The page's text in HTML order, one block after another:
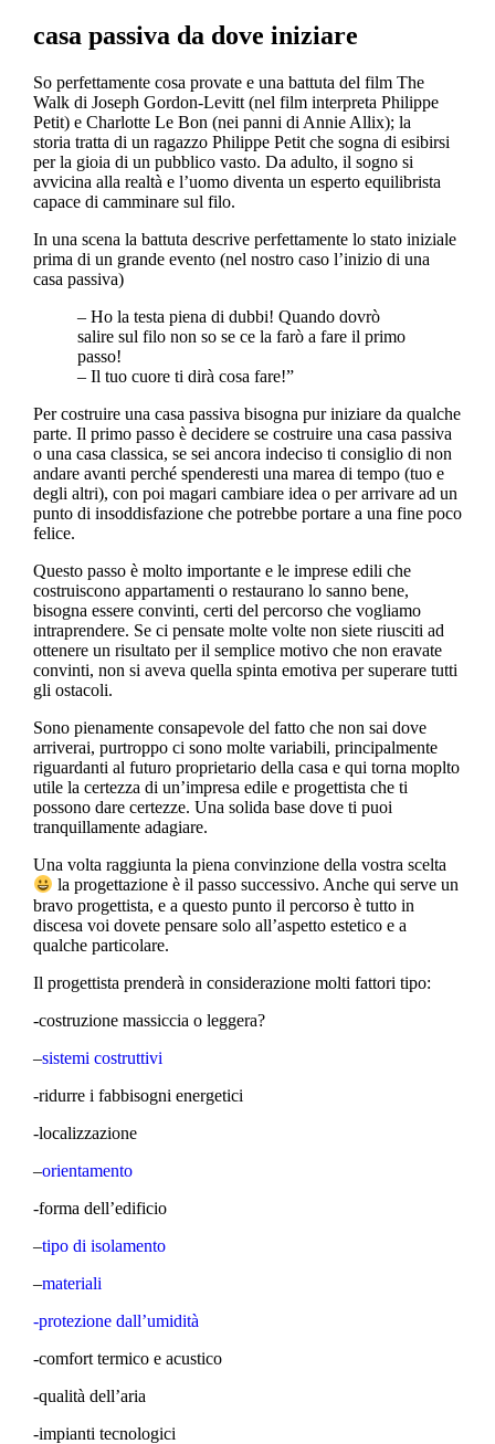
casa passiva da dove iniziare
So perfettamente cosa provate e una battuta del film The
Walk di Joseph Gordon-Levitt (nel film interpreta Philippe
Petit) e Charlotte Le Bon (nei panni di Annie Allix); la
storia tratta di un ragazzo Philippe Petit che sogna di esibirsi
per la gioia di un pubblico vasto. Da adulto, il sogno si
avvicina alla realtà e l’uomo diventa un esperto equilibrista
capace di camminare sul filo.
In una scena la battuta descrive perfettamente lo stato iniziale
prima di un grande evento (nel nostro caso l’inizio di una
casa passiva)
– Ho la testa piena di dubbi! Quando dovrò
salire sul filo non so se ce la farò a fare il primo
passo!
– Il tuo cuore ti dirà cosa fare!”
Per costruire una casa passiva bisogna pur iniziare da qualche
parte. Il primo passo è decidere se costruire una casa passiva
o una casa classica, se sei ancora indeciso ti consiglio di non
andare avanti perché spenderesti una marea di tempo (tuo e
degli altri), con poi magari cambiare idea o per arrivare ad un
punto di insoddisfazione che potrebbe portare a una fine poco
felice.
Questo passo è molto importante e le imprese edili che
costruiscono appartamenti o restaurano lo sanno bene,
bisogna essere convinti, certi del percorso che vogliamo
intraprendere. Se ci pensate molte volte non siete riusciti ad
ottenere un risultato per il semplice motivo che non eravate
convinti, non si aveva quella spinta emotiva per superare tutti
gli ostacoli.
Sono pienamente consapevole del fatto che non sai dove
arriverai, purtroppo ci sono molte variabili, principalmente
riguardanti al futuro proprietario della casa e qui torna moplto
utile la certezza di un’impresa edile e progettista che ti
possono dare certezze. Una solida base dove ti puoi
tranquillamente adagiare.
Una volta raggiunta la piena convinzione della vostra scelta
la progettazione è il passo successivo. Anche qui serve un
bravo progettista, e a questo punto il percorso è tutto in
discesa voi dovete pensare solo all’aspetto estetico e a
qualche particolare.
Il progettista prenderà in considerazione molti fattori tipo:
-costruzione massiccia o leggera?
–sistemi costruttivi
-ridurre i fabbisogni energetici
-localizzazione
–orientamento
-forma dell’edificio
–tipo di isolamento
–materiali
-protezione dall’umidità
-comfort termico e acustico
-qualità dell’aria
-impianti tecnologici